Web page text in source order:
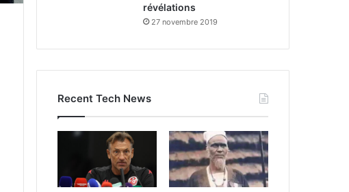
révélations
27 novembre 2019
Recent Tech News